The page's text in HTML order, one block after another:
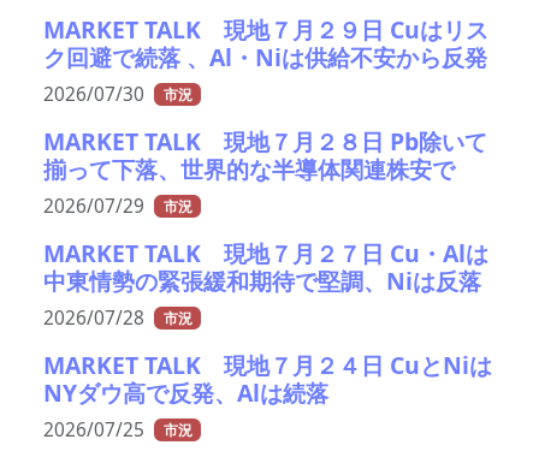
MARKET TALK 現地７月２９日 Cuはリス
ク回避で続落 、Al・Niは供給不安から反発
2026/07/30 市況
MARKET TALK 現地７月２８日 Pb除いて
揃って下落、世界的な半導体関連株安で
2026/07/29 市況
MARKET TALK 現地７月２７日 Cu・Alは
中東情勢の緊張緩和期待で堅調、Niは反落
2026/07/28 市況
MARKET TALK 現地７月２４日 CuとNiは
NYダウ高で反発、Alは続落
2026/07/25 市況